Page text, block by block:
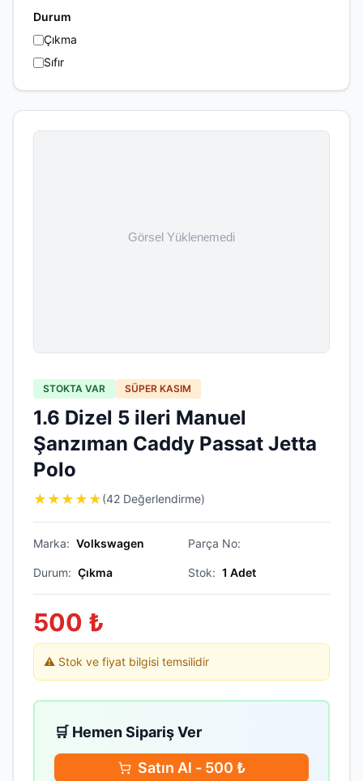
Durum
Çıkma
Sıfır
STOKTA VAR SÜPER KASIM
1.6 Dizel 5 ileri Manuel
Şanzıman Caddy Passat Jetta
Polo
★ ★ ★ ★ ★(42 Değerlendirme)
Marka: Volkswagen Parça No:
Durum: Çıkma Stok: 1 Adet
500 ₺
⚠️ Stok ve fiyat bilgisi temsilidir
🛒 Hemen Sipariş Ver
Satın Al - 500 ₺